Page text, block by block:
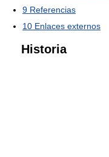
9 Referencias
10 Enlaces externos
Historia